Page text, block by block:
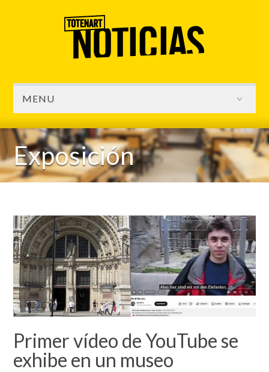
MENU
Exposición
Primer vídeo de YouTube se
exhibe en un museo